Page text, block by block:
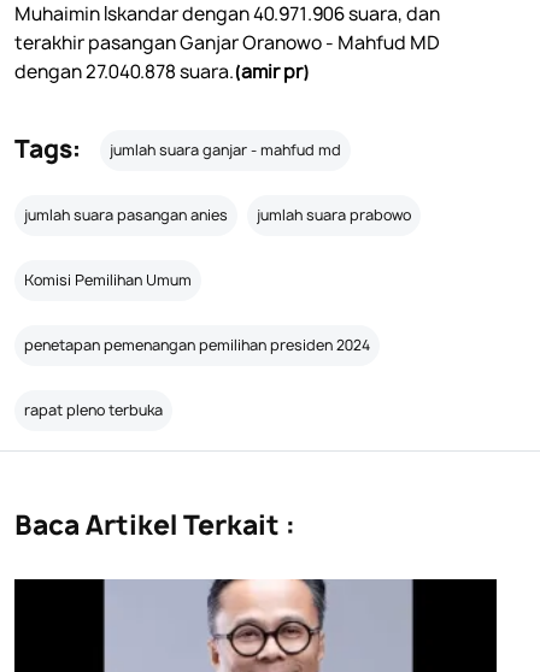
Muhaimin Iskandar dengan 40.971.906 suara, dan
terakhir pasangan Ganjar Oranowo - Mahfud MD
dengan 27.040.878 suara.(amir pr)
Tags: jumlah suara ganjar - mahfud md
jumlah suara pasangan anies jumlah suara prabowo
Komisi Pemilihan Umum
penetapan pemenangan pemilihan presiden 2024
rapat pleno terbuka
Baca Artikel Terkait :